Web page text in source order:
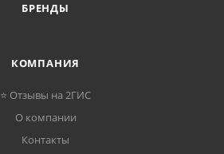
БРЕНДЫ
КОМПАНИЯ
⭐ Отзывы на 2ГИС
О компании
Контакты